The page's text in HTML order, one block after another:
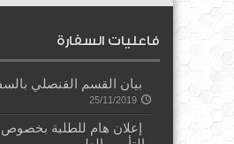
فاعليات السفارة
بيان القسم القنصلي
25/11/2019
إعلان هام للطلبة بخصوص